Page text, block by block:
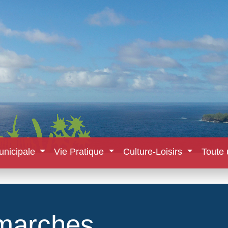
Vie Pratique Culture-Loisirs Toute